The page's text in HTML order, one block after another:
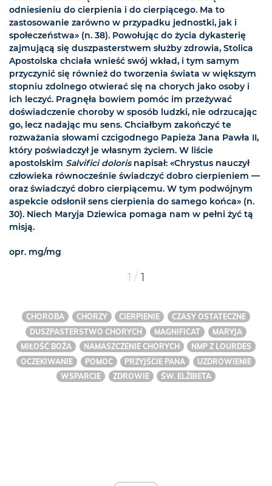
odniesieniu do cierpienia i do cierpiącego. Ma to
zastosowanie zarówno w przypadku jednostki, jak i
społeczeństwa» (n. 38). Powołując do życia dykasterię
zajmującą się duszpasterstwem służby zdrowia, Stolica
Apostolska chciała wnieść swój wkład, i tym samym
przyczynić się również do tworzenia świata w większym
stopniu zdolnego otwierać się na chorych jako osoby i
ich leczyć. Pragnęła bowiem pomóc im przeżywać
doświadczenie choroby w sposób ludzki, nie odrzucając
go, lecz nadając mu sens. Chciałbym zakończyć te
rozważania słowami czcigodnego Papieża Jana Pawła II,
który poświadczył je własnym życiem. W liście
apostolskim Salvifici dolorisnapisał: «Chrystus nauczył
człowieka równocześnie świadczyć dobro cierpieniem —
oraz świadczyć dobro cierpiącemu. W tym podwójnym
aspekcie odsłonił sens cierpienia do samego końca» (n.
30). Niech Maryja Dziewica pomaga nam w pełni żyć tą
misją.
opr. mg/mg
1 / 1
CHOROBA CHORZY CIERPIENIE
CZASY OSTATECZNE
DUSZPASTERSTWO CHORYCH
MAGNIFICAT
MARYJA
MIŁOŚĆ BOŻA
NAMASZCZENIE CHORYCH
NMP Z LOURDES
OCZEKIWANIE
POMOC PRZYJŚCIE PANA
UZDROWIENIE
WSPARCIE
ZDROWIE ŚW. ELŻBIETA